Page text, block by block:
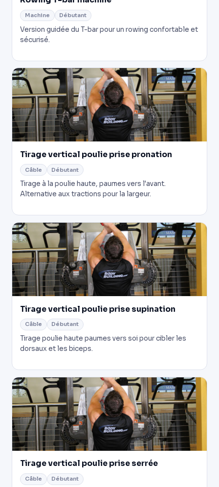
Machine Débutant
Version guidée du T-bar pour un rowing confortable et
sécurisé.
Tirage vertical poulie prise pronation
Câble Débutant
Tirage à la poulie haute, paumes vers l'avant.
Alternative aux tractions pour la largeur.
Tirage vertical poulie prise supination
Câble Débutant
Tirage poulie haute paumes vers soi pour cibler les
dorsaux et les biceps.
Tirage vertical poulie prise serrée
Câble Débutant